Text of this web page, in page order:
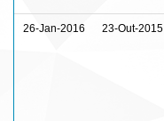
26-Jan-2016 23-Out-2015